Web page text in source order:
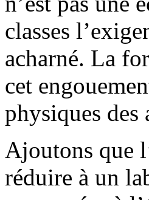
classes
acharné. La
cet
physiques des
Ajoutons que
réduire à un